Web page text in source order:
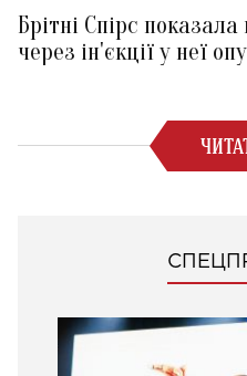
Брітні Спірс
через ін'єкції у неї